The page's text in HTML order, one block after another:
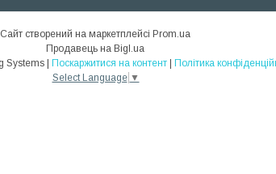
Сайт створений на маркетплейсі Prom.ua
Продавець на Bigl.ua
ACS - Advanced Cooling Systems | Поскаржитися на контент | Політика
Select Language ▼